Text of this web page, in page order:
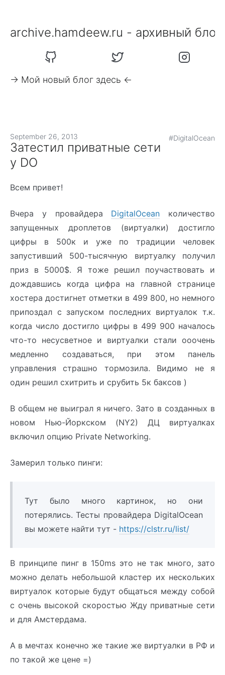
archive.hamdeew.ru - архивный блог
-> Мой новый блог здесь <-
#DigitalOcean
September 26, 2013
Затестил приватные сети
у DO
Всем привет!
Вчера у провайдера DigitalOcean количество
запущенных дроплетов (виртуалки) достигло
цифры в 500к и уже по традиции человек
запустивший 500-тысячную виртуалку получил
приз в 5000$. Я тоже решил поучаствовать и
дождавшись когда цифра на главной странице
хостера достигнет отметки в 499 800, но немного
припоздал с запуском последних виртуалок т.к.
когда число достигло цифры в 499 900 началось
что-то несусветное и виртуалки стали ооочень
медленно создаваться, при этом панель
управления страшно тормозила. Видимо не я
один решил схитрить и срубить 5к баксов )
В общем не выиграл я ничего. Зато в созданных в
новом Нью-Йоркском (NY2) ДЦ виртуалках
включил опцию Private Networking.
Замерил только пинги:
Тут было много картинок, но они
потерялись. Тесты провайдера DigitalOcean
вы можете найти тут - https://clstr.ru/list/
В принципе пинг в 150ms это не так много, зато
можно делать небольшой кластер их нескольких
виртуалок которые будут общаться между собой
с очень высокой скоростью Жду приватные сети
и для Амстердама.
А в мечтах конечно же такие же виртуалки в РФ и
по такой же цене =)